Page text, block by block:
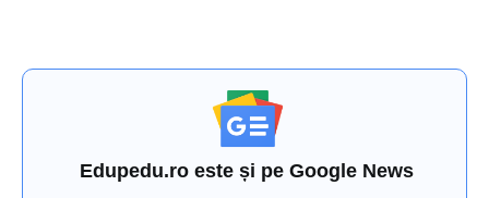
Edupedu.ro este și pe Google News